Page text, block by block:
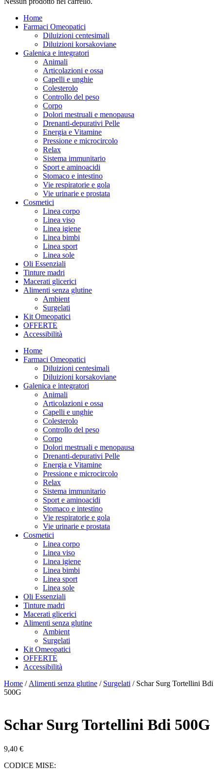
Home
Farmaci Omeopatici
Diluizioni centesimali
Diluizioni korsakoviane
Galenica e integratori
Animali
Articolazioni e ossa
Capelli e unghie
Colesterolo
Controllo del peso
Corpo
Dolori mestruali e menopausa
Drenanti-depurativi Pelle
Energia e Vitamine
Pressione e microcircolo
Relax
Sistema immunitario
Sport e aminoacidi
Stomaco e intestino
Vie respiratorie e gola
Vie urinarie e prostata
Cosmetici
Linea corpo
Linea viso
Linea igiene
Linea bimbi
Linea sport
Linea sole
Oli Essenziali
Tinture madri
Macerati glicerici
Alimenti senza glutine
Ambient
Surgelati
Kit Omeopatici
OFFERTE
Accessibilità
Home
Farmaci Omeopatici
Diluizioni centesimali
Diluizioni korsakoviane
Galenica e integratori
Animali
Articolazioni e ossa
Capelli e unghie
Colesterolo
Controllo del peso
Corpo
Dolori mestruali e menopausa
Drenanti-depurativi Pelle
Energia e Vitamine
Pressione e microcircolo
Relax
Sistema immunitario
Sport e aminoacidi
Stomaco e intestino
Vie respiratorie e gola
Vie urinarie e prostata
Cosmetici
Linea corpo
Linea viso
Linea igiene
Linea bimbi
Linea sport
Linea sole
Oli Essenziali
Tinture madri
Macerati glicerici
Alimenti senza glutine
Ambient
Surgelati
Kit Omeopatici
OFFERTE
Accessibilità
Home / Alimenti senza glutine / Surgelati / Schar Surg Tortellini Bdi
500G
Schar Surg Tortellini Bdi 500G
9,40 €
CODICE MISE: